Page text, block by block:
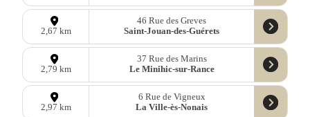
2,67 km
46 Rue des Greves
Saint-Jouan-des-Guérets
2,79 km
37 Rue des Marins
Le Minihic-sur-Rance
2,97 km
6 Rue de Vigneux
La Ville-ès-Nonais